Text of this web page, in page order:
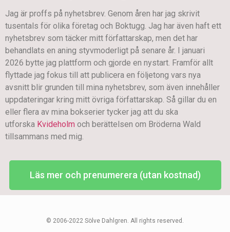
Jag är proffs på nyhetsbrev. Genom åren har jag skrivit
tusentals för olika företag och Boktugg. Jag har även haft ett
nyhetsbrev som täcker mitt författarskap, men det har
behandlats en aning styvmoderligt på senare år. I januari
2026 bytte jag plattform och gjorde en nystart. Framför allt
flyttade jag fokus till att publicera en följetong vars nya
avsnitt blir grunden till mina nyhetsbrev, som även innehåller
uppdateringar kring mitt övriga författarskap. Så gillar du en
eller flera av mina bokserier tycker jag att du ska
utforska Kvideholm och berättelsen om Bröderna Wald
tillsammans med mig.
Läs mer och prenumerera (utan kostnad)
© 2006-2022 Sölve Dahlgren. All rights reserved.